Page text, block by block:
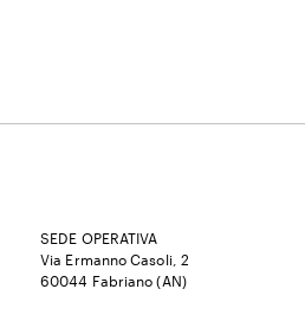
SEDE OPERATIVA
Via Ermanno Casoli, 2
60044 Fabriano (AN)